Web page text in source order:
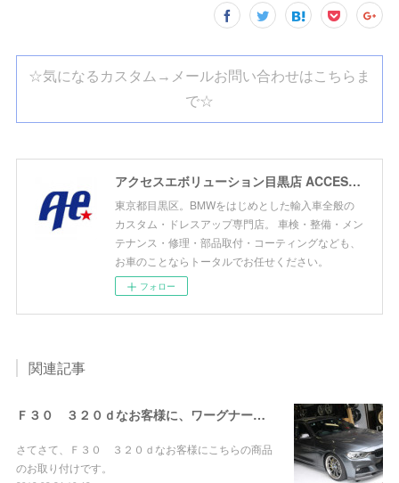
☆気になるカスタム→メールお問い合わせはこちらま
で☆
アクセスエボリューション目黒店 ACCESS EVOLUTION MEGURO
東京都目黒区。BMWをはじめとした輸入車全般の
カスタム・ドレスアップ専門店。 車検・整備・メン
テナンス・修理・部品取付・コーティングなども、
お車のことならトータルでお任せください。
フォロー
関連記事
Ｆ３０ ３２０ｄなお客様に、ワーグナーインタークーラー＆ＦＴＰチャージパイプお取り付け！
さてさて、Ｆ３０ ３２０ｄなお客様にこちらの商品
のお取り付けです。